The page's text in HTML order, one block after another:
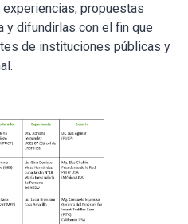
propuestas
y difundirlas con el fin que
de instituciones públicas y